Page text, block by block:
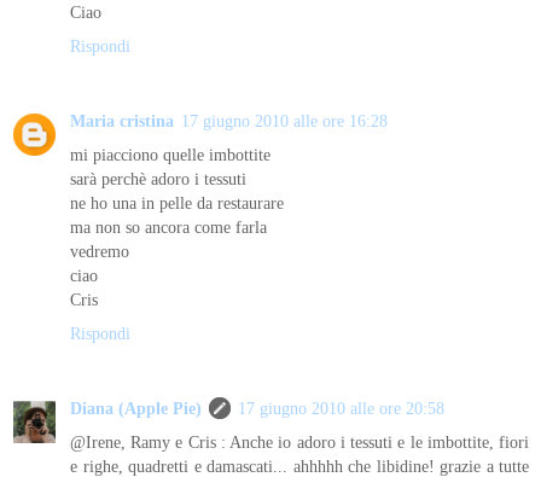
Ciao
Rispondi
Maria cristina 17 giugno 2010 alle ore 16:28
mi piacciono quelle imbottite
sarà perchè adoro i tessuti
ne ho una in pelle da restaurare
ma non so ancora come farla
vedremo
ciao
Cris
Rispondi
Diana (Apple Pie)
17 giugno 2010 alle ore 20:58
@Irene, Ramy e Cris : Anche io adoro i tessuti e le imbottite, fiori
e righe, quadretti e damascati... ahhhhh che libidine! grazie a tutte